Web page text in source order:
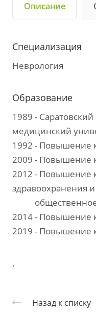
Описание
Специализация
Неврология
Образование
1989 -
медицинский
1992 - Повышение
2009 - Повышение
2012 - Повышение
здравоохранения и
общественное
2014 - Повышение
2019 - Повышение
.
Назад к списку